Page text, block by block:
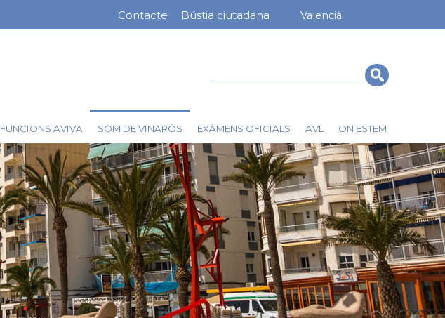
Valencià
Menú
Contacte Bústia ciutadana
FUNCIONS AVIVA SOM DE VINARÒS EXÀMENS OFICIALS AVL ON ESTEM